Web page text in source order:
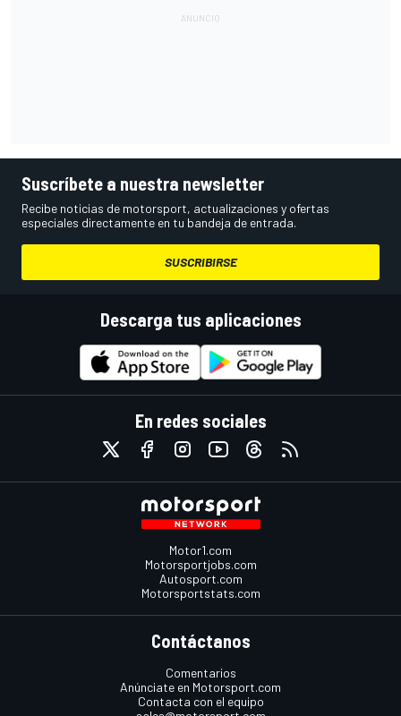
Suscríbete a nuestra newsletter
Recibe noticias de motorsport, actualizaciones y ofertas
especiales directamente en tu bandeja de entrada.
SUSCRIBIRSE
Descarga tus aplicaciones
En redes sociales
Motor1.com
Motorsportjobs.com
Autosport.com
Motorsportstats.com
Contáctanos
Comentarios
Anúnciate en Motorsport.com
Contacta con el equipo